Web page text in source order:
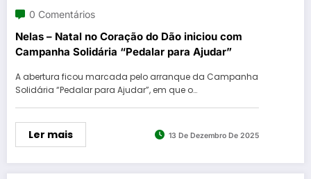
0 Comentários
Nelas – Natal no Coração do Dão iniciou com
Campanha Solidária “Pedalar para Ajudar”
A abertura ficou marcada pelo arranque da Campanha
Solidária “Pedalar para Ajudar”, em que o…
Ler mais 13 De Dezembro De 2025